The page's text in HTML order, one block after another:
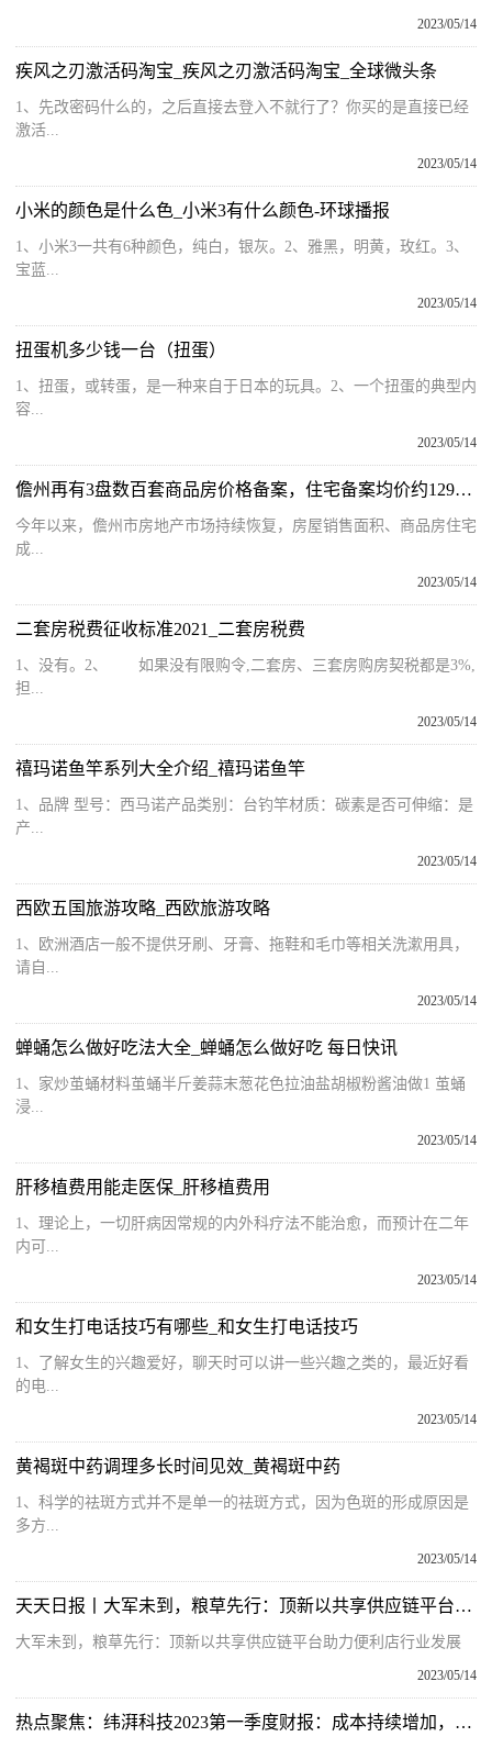
2023/05/14
疾风之刃激活码淘宝_疾风之刃激活码淘宝_全球微头条
1、先改密码什么的，之后直接去登入不就行了？你买的是直接已经
激活...
2023/05/14
小米的颜色是什么色_小米3有什么颜色-环球播报
1、小米3一共有6种颜色，纯白，银灰。2、雅黑，明黄，玫红。3、
宝蓝...
2023/05/14
扭蛋机多少钱一台（扭蛋）
1、扭蛋，或转蛋，是一种来自于日本的玩具。2、一个扭蛋的典型内
容...
2023/05/14
儋州再有3盘数百套商品房价格备案，住宅备案均价约12948元/㎡！
今年以来，儋州市房地产市场持续恢复，房屋销售面积、商品房住宅
成...
2023/05/14
二套房税费征收标准2021_二套房税费
1、没有。2、 如果没有限购令,二套房、三套房购房契税都是3%,
担...
2023/05/14
禧玛诺鱼竿系列大全介绍_禧玛诺鱼竿
1、品牌 型号：西马诺产品类别：台钓竿材质：碳素是否可伸缩：是
产...
2023/05/14
西欧五国旅游攻略_西欧旅游攻略
1、欧洲酒店一般不提供牙刷、牙膏、拖鞋和毛巾等相关洗漱用具，
请自...
2023/05/14
蝉蛹怎么做好吃法大全_蝉蛹怎么做好吃 每日快讯
1、家炒茧蛹材料茧蛹半斤姜蒜末葱花色拉油盐胡椒粉酱油做1 茧蛹
浸...
2023/05/14
肝移植费用能走医保_肝移植费用
1、理论上，一切肝病因常规的内外科疗法不能治愈，而预计在二年
内可...
2023/05/14
和女生打电话技巧有哪些_和女生打电话技巧
1、了解女生的兴趣爱好，聊天时可以讲一些兴趣之类的，最近好看
的电...
2023/05/14
黄褐斑中药调理多长时间见效_黄褐斑中药
1、科学的祛斑方式并不是单一的祛斑方式，因为色斑的形成原因是
多方...
2023/05/14
天天日报丨大军未到，粮草先行：顶新以共享供应链平台助力便利店行业发展
大军未到，粮草先行：顶新以共享供应链平台助力便利店行业发展
2023/05/14
热点聚焦：纬湃科技2023第一季度财报：成本持续增加，业绩表现稳健